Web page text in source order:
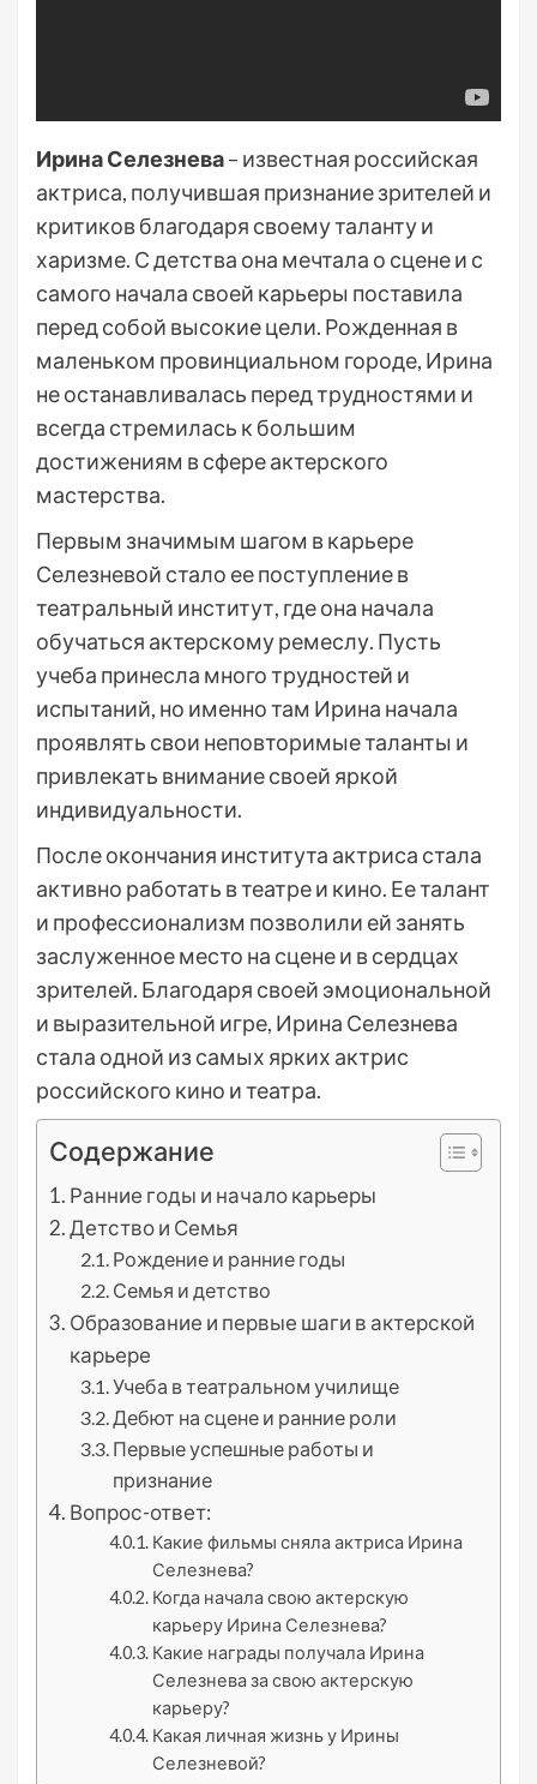
Ирина Селезнева– известная российская
актриса, получившая признание зрителей и
критиков благодаря своему таланту и
харизме. С детства она мечтала о сцене и с
самого начала своей карьеры поставила
перед собой высокие цели. Рожденная в
маленьком провинциальном городе, Ирина
не останавливалась перед трудностями и
всегда стремилась к большим
достижениям в сфере актерского
мастерства.
Первым значимым шагом в карьере
Селезневой стало ее поступление в
театральный институт, где она начала
обучаться актерскому ремеслу. Пусть
учеба принесла много трудностей и
испытаний, но именно там Ирина начала
проявлять свои неповторимые таланты и
привлекать внимание своей яркой
индивидуальности.
После окончания института актриса стала
активно работать в театре и кино. Ее талант
и профессионализм позволили ей занять
заслуженное место на сцене и в сердцах
зрителей. Благодаря своей эмоциональной
и выразительной игре, Ирина Селезнева
стала одной из самых ярких актрис
российского кино и театра.
Содержание
Ранние годы и начало карьеры
Детство и Семья
Рождение и ранние годы
Семья и детство
Образование и первые шаги в актерской
карьере
Учеба в театральном училище
Дебют на сцене и ранние роли
Первые успешные работы и
признание
Вопрос-ответ:
Какие фильмы сняла актриса Ирина
Селезнева?
Когда начала свою актерскую
карьеру Ирина Селезнева?
Какие награды получала Ирина
Селезнева за свою актерскую
карьеру?
Какая личная жизнь у Ирины
Селезневой?